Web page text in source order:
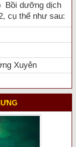
Bồi dưỡng dịch
cụ thể như sau:
Xuyên